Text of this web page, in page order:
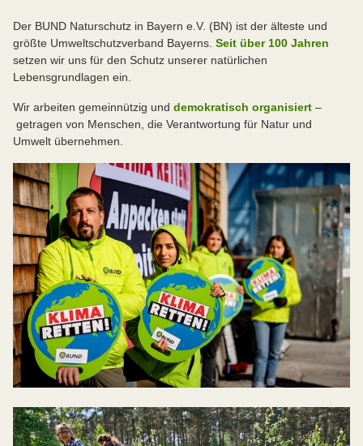
Der BUND Naturschutz in Bayern e.V. (BN) ist der älteste und
größte Umweltschutzverband Bayerns. Seit über 100 Jahren
setzen wir uns für den Schutz unserer natürlichen
Lebensgrundlagen ein.
Wir arbeiten gemeinnützig und demokratisch organisiert –
getragen von Menschen, die Verantwortung für Natur und
Umwelt übernehmen.